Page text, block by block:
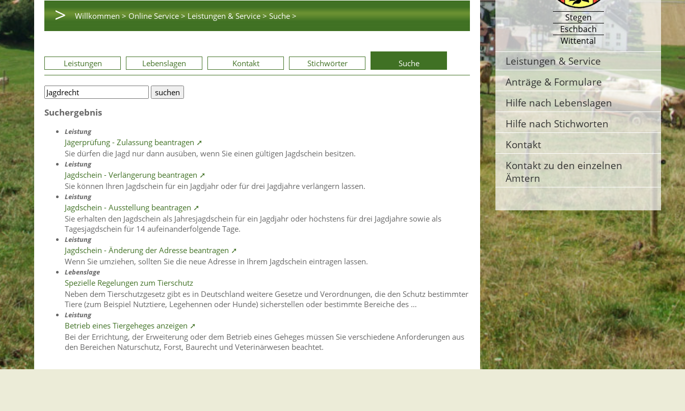
> Willkommen > Online Service > Leistungen & Service > Suche >
Leistungen Lebenslagen Kontakt Stichwörter Suche
Suchergebnis
Leistung
Jägerprüfung - Zulassung beantragen ➚
Sie dürfen die Jagd nur dann ausüben, wenn Sie einen gültigen Jagdschein besitzen.
Leistung
Jagdschein - Verlängerung beantragen ➚
Sie können Ihren Jagdschein für ein Jagdjahr oder für drei Jagdjahre verlängern lassen.
Leistung
Jagdschein - Ausstellung beantragen ➚
Sie erhalten den Jagdschein als Jahresjagdschein für ein Jagdjahr oder höchstens für drei Jagdjahre sowie als
Tagesjagdschein für 14 aufeinanderfolgende Tage.
Leistung
Jagdschein - Änderung der Adresse beantragen ➚
Wenn Sie umziehen, sollten Sie die neue Adresse in Ihrem Jagdschein eintragen lassen.
Lebenslage
Spezielle Regelungen zum Tierschutz
Neben dem Tierschutzgesetz gibt es in Deutschland weitere Gesetze und Verordnungen, die den Schutz bestimmter
Tiere (zum Beispiel Nutztiere, Legehennen oder Hunde) sicherstellen oder bestimmte Bereiche des …
Leistung
Betrieb eines Tiergeheges anzeigen ➚
Bei der Errichtung, der Erweiterung oder dem Betrieb eines Geheges müssen Sie verschiedene Anforderungen aus
den Bereichen Naturschutz, Forst, Baurecht und Veterinärwesen beachtet.
Stegen
Eschbach
Wittental
Leistungen & Service
Anträge & Formulare
Hilfe nach Lebenslagen
Hilfe nach Stichworten
Kontakt
Kontakt zu den einzelnen
Ämtern